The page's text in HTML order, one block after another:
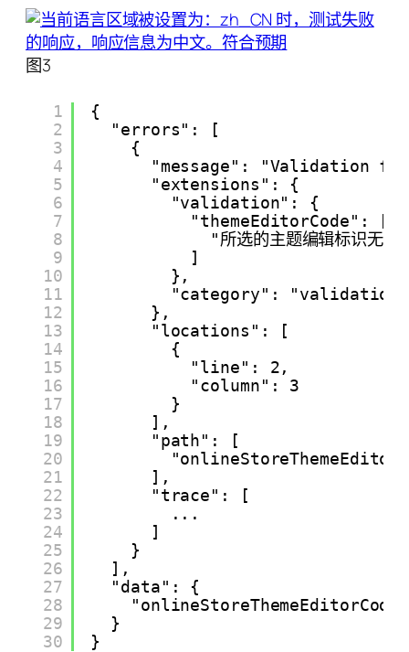
图3
1
2
3
4
5
6
7
8
9
10
11
12
13
14
15
16
17
18
19
20
21
22
23
24
25
26
27
28
29
30
{
"errors": [
{
"message": "Validation
"extensions": {
"validation": {
"themeEditorCode": [
"所选的主题编辑标识无效
]
},
"category": "validation"
},
"locations": [
{
"line": 2,
"column": 3
}
],
"path": [
],
"trace": [
...
]
}
],
"data": {
}
}